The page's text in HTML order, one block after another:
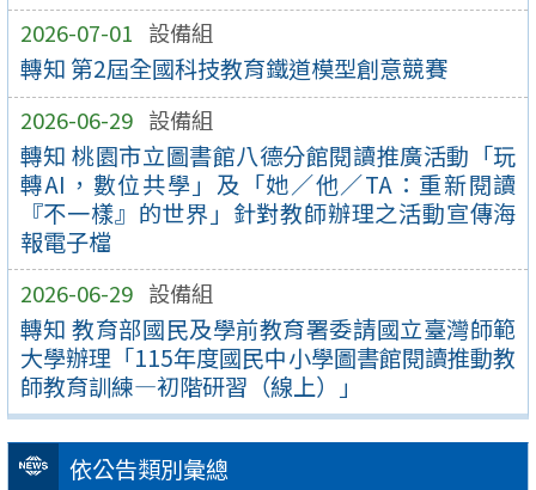
2026-07-01 設備組
轉知 第2屆全國科技教育鐵道模型創意競賽
2026-06-29 設備組
轉知 桃園市立圖書館八德分館閱讀推廣活動「玩
轉AI，數位共學」及「她／他／TA：重新閱讀
『不一樣』的世界」針對教師辦理之活動宣傳海
報電子檔
2026-06-29 設備組
轉知 教育部國民及學前教育署委請國立臺灣師範
大學辦理「115年度國民中小學圖書館閱讀推動教
師教育訓練—初階研習（線上）」
依公告類別彙總